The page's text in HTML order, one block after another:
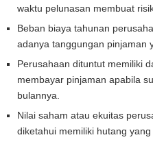
waktu pelunasan membuat
Beban biaya tahunan
adanya tanggungan pinjaman
Perusahaan dituntut memiliki
membayar pinjaman apabila
bulannya.
Nilai saham atau ekuitas
diketahui memiliki hutang yang